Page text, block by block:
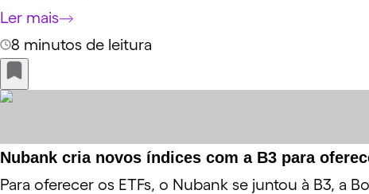
Ler mais
8 minutos de leitura
Nubank cria novos índices com a B3 para
Para oferecer os ETFs, o Nubank se juntou à B3, a